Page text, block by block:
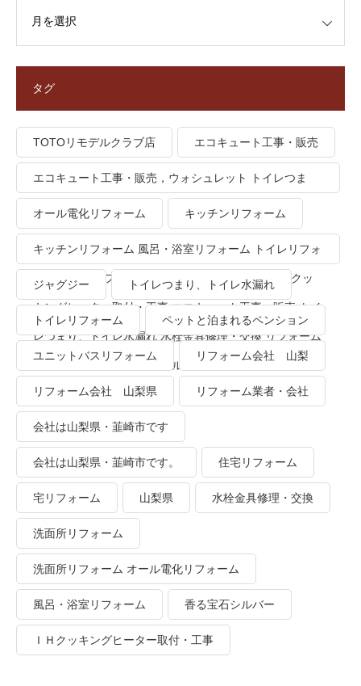
タグ
TOTOリモデルクラブ店 エコキュート工事・販売
エコキュート工事・販売，ウォシュレット トイレつま
り、トイレ水漏れ
オール電化リフォーム キッチンリフォーム
キッチンリフォーム 風呂・浴室リフォーム トイレリフォ
ーム 洗面所リフォーム オール電化リフォーム ＩＨクッ
キングヒーター取付・工事 エコキュート工事・販売 トイ
レつまり、トイレ水漏れ 水栓金具修理・交換 リフォーム
業者・会社 ＴＯＴＯリモデルクラブ
ジャグジー トイレつまり、トイレ水漏れ
トイレリフォーム ペットと泊まれるペンション
ユニットバスリフォーム リフォーム会社 山梨
リフォーム会社 山梨県 リフォーム業者・会社
会社は山梨県・韮崎市です
会社は山梨県・韮崎市です。 住宅リフォーム
宅リフォーム 山梨県 水栓金具修理・交換
洗面所リフォーム
洗面所リフォーム オール電化リフォーム
風呂・浴室リフォーム 香る宝石シルバー
ＩＨクッキングヒーター取付・工事